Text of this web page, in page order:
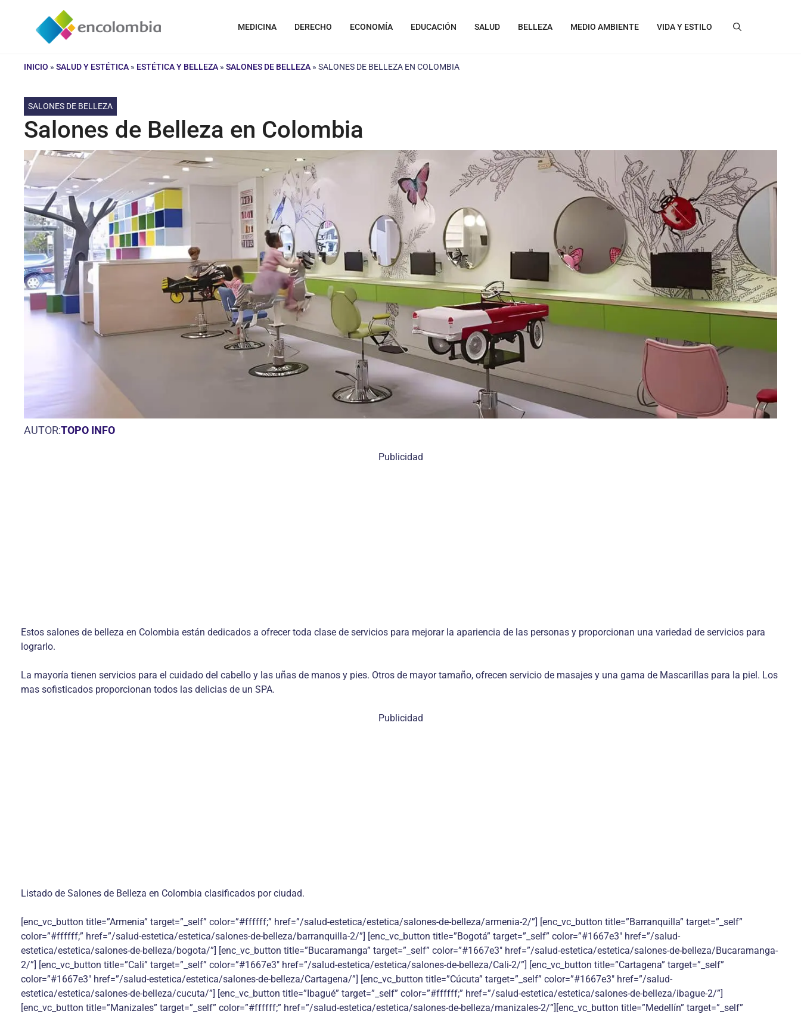
contenido
MEDICINA DERECHO ECONOMÍA EDUCACIÓN SALUD BELLEZA MEDIO AMBIENTE VIDA Y ESTILO
INICIO » SALUD Y ESTÉTICA » ESTÉTICA Y BELLEZA » SALONES DE BELLEZA » SALONES DE BELLEZA EN COLOMBIA
SALONES DE BELLEZA
Salones de Belleza en Colombia
AUTOR:TOPO INFO
Publicidad
Estos salones de belleza en Colombia están dedicados a ofrecer toda clase de servicios para mejorar la apariencia de las personas y proporcionan una variedad de servicios para
lograrlo.
La mayoría tienen servicios para el cuidado del cabello y las uñas de manos y pies. Otros de mayor tamaño, ofrecen servicio de masajes y una gama de Mascarillas para la piel. Los
mas sofisticados proporcionan todos las delicias de un SPA.
Publicidad
Listado de Salones de Belleza en Colombia clasificados por ciudad.
[enc_vc_button title=”Armenia” target=”_self” color=”#ffffff;” href=”/salud-estetica/estetica/salones-de-belleza/armenia-2/”] [enc_vc_button title=”Barranquilla” target=”_self”
color=”#ffffff;” href=”/salud-estetica/estetica/salones-de-belleza/barranquilla-2/”] [enc_vc_button title=”Bogotá” target=”_self” color=”#1667e3″ href=”/salud-
estetica/estetica/salones-de-belleza/bogota/”] [enc_vc_button title=”Bucaramanga” target=”_self” color=”#1667e3″ href=”/salud-estetica/estetica/salones-de-belleza/Bucaramanga-
2/”] [enc_vc_button title=”Cali” target=”_self” color=”#1667e3″ href=”/salud-estetica/estetica/salones-de-belleza/Cali-2/”] [enc_vc_button title=”Cartagena” target=”_self”
color=”#1667e3″ href=”/salud-estetica/estetica/salones-de-belleza/Cartagena/”] [enc_vc_button title=”Cúcuta” target=”_self” color=”#1667e3″ href=”/salud-
estetica/estetica/salones-de-belleza/cucuta/”] [enc_vc_button title=”Ibagué” target=”_self” color=”#ffffff;” href=”/salud-estetica/estetica/salones-de-belleza/ibague-2/”]
[enc_vc_button title=”Manizales” target=”_self” color=”#ffffff;” href=”/salud-estetica/estetica/salones-de-belleza/manizales-2/”][enc_vc_button title=”Medellín” target=”_self”